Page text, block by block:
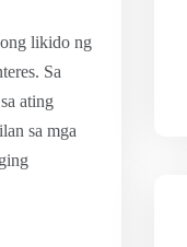
likido ng
Sa
ating
sa mga